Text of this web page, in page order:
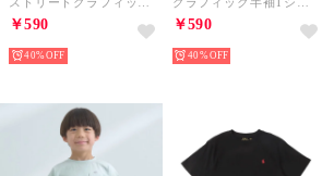
￥590
40%
￥590
40%